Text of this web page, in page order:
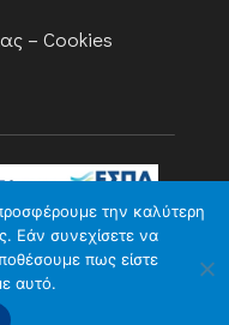
– Cookies
την καλύτερη
Εάν συνεχίσετε να
πως είστε
αυτό.
Knowledge A.E.